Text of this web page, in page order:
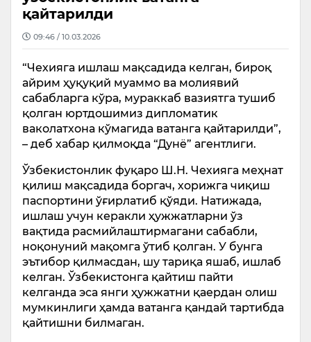
қайтарилди
09:46 / 10.03.2026
“Чехияга ишлаш мақсадида келган, бироқ
айрим ҳуқуқий муаммо ва молиявий
сабабларга кўра, мураккаб вазиятга тушиб
қолган юртдошимиз дипломатик
ваколатхона кўмагида ватанга қайтарилди”,
– деб хабар қилмоқда “Дунё” агентлиги.
Ўзбекистонлик фуқаро Ш.Н. Чехияга меҳнат
қилиш мақсадида боргач, хорижга чиқиш
паспортини ўғирлатиб қўяди. Натижада,
ишлаш учун керакли ҳужжатларни ўз
вақтида расмийлаштирмагани сабабли,
ноқонуний мақомга ўтиб қолган. У бунга
эътибор қилмасдан, шу тариқа яшаб, ишлаб
келган. Ўзбекистонга қайтиш пайти
келганда эса янги ҳужжатни қаердан олиш
мумкинлиги ҳамда ватанга қандай тартибда
қайтишни билмаган.